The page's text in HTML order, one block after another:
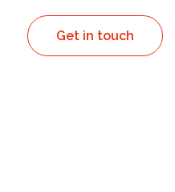
Get in touch